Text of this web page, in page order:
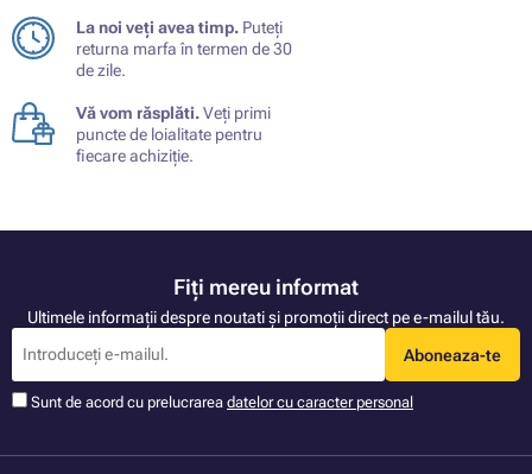
La noi veți avea timp. Puteți
returna marfa în termen de 30
de zile.
Vă vom răsplăti.Veți primi
puncte de loialitate pentru
fiecare achiziție.
Fiți mereu informat
Ultimele informații despre noutati și promoții direct pe e-mailul tău.
Aboneaza-te
Sunt de acord cu prelucrarea datelor cu caracter personal